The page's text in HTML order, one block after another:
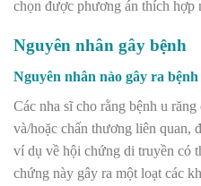
chọn được phương án thích hợp
Nguyên nhân gây bệnh
Nguyên nhân nào gây ra
Các nha sĩ cho rằng bệnh u
và/hoặc chấn thương liên quan,
ví dụ về hội chứng di truyền có
chứng này gây ra một loạt các